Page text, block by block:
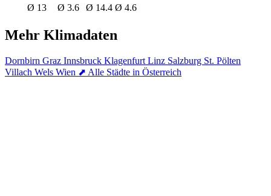
Ø 13
Ø 3.6 Ø 14.4 Ø 4.6
Mehr Klimadaten
Dornbirn Graz Innsbruck Klagenfurt Linz Salzburg St. Pölten
Villach Wels Wien ⬈ Alle Städte in Österreich